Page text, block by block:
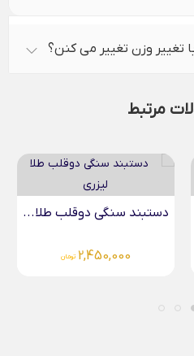
تغییر وزن تغییر می کنن؟
مرتبط
دستبند سنگی دوقلب طلا...
2,450,000 تومان